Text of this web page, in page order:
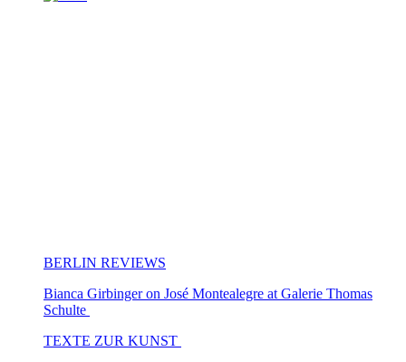
BERLIN REVIEWS
Bianca Girbinger on José Montealegre at Galerie Thomas
Schulte
TEXTE ZUR KUNST